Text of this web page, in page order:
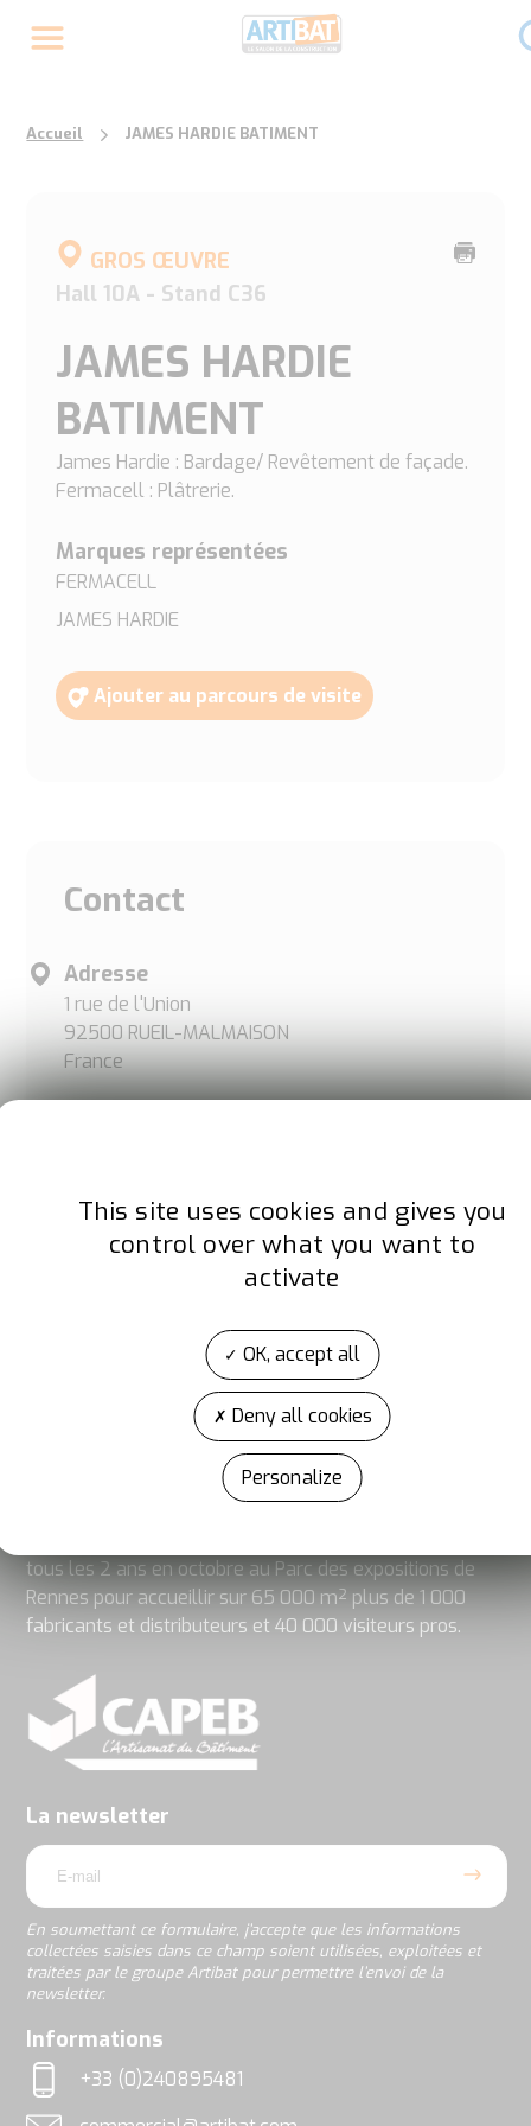
Accueil JAMES HARDIE BATIMENT
Imprimer
GROS ŒUVRE
Hall 10A - Stand C36
JAMES HARDIE
BATIMENT
James Hardie : Bardage/ Revêtement de façade.
Fermacell : Plâtrerie.
Marques représentées
FERMACELL
JAMES HARDIE
Ajouter au parcours de visite
Contact
Adresse
1 rue de l'Union
92500 RUEIL-MALMAISON
France
ARTIBAT est l’événement de la construction et des TP
tous les 2 ans en octobre au Parc des expositions de
Rennes pour accueillir sur 65 000 m² plus de 1 000
fabricants et distributeurs et 40 000 visiteurs pros.
La newsletter
email
En soumettant ce formulaire, j’accepte que les informations
collectées saisies dans ce champ soient utilisées, exploitées et
traitées par le groupe Artibat pour permettre l’envoi de la
newsletter.
rgpd
En
soumettant
j’accepte
les
informations
dans
ce
champ
soient
exploitées
et
traitées
par
Informations
Téléphone
+33 (0)240895481
This site uses cookies and gives you
control over what you want to
activate
OK, accept all
Deny all cookies
Personalize